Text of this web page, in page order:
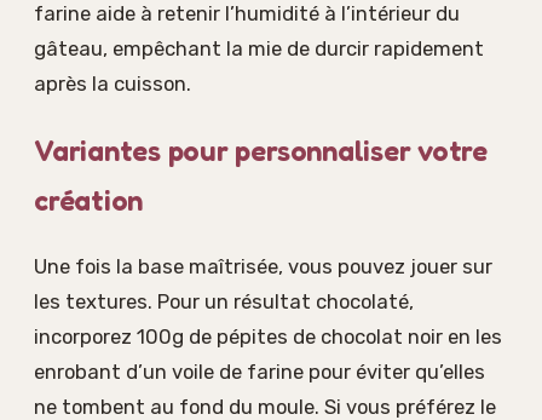
farine aide à retenir l’humidité à l’intérieur du
gâteau, empêchant la mie de durcir rapidement
après la cuisson.
Variantes pour personnaliser votre
création
Une fois la base maîtrisée, vous pouvez jouer sur
les textures. Pour un résultat chocolaté,
incorporez 100g de pépites de chocolat noir en les
enrobant d’un voile de farine pour éviter qu’elles
ne tombent au fond du moule. Si vous préférez le